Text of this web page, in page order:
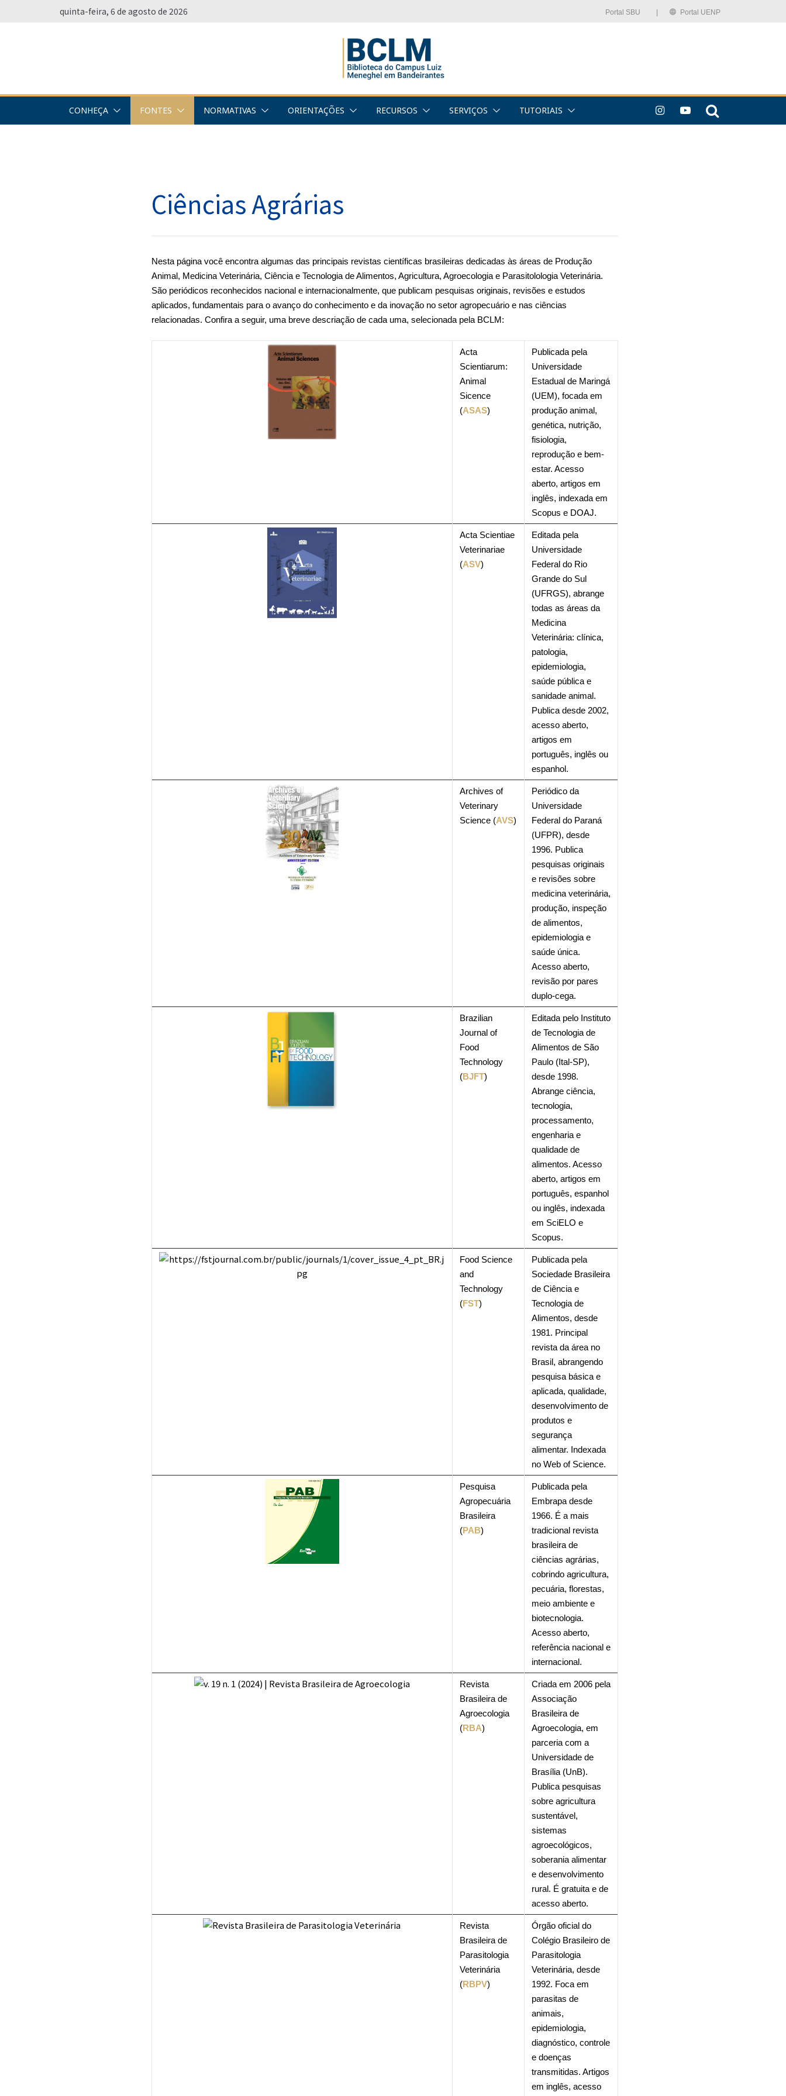
quinta-feira, 6 de agosto de 2026 Portal SBU⠀⠀⠀| Portal UENP
CONHEÇA FONTES NORMATIVAS ORIENTAÇÕES RECURSOS SERVIÇOS TUTORIAIS
Ciências Agrárias
Nesta página você encontra algumas das principais revistas científicas brasileiras dedicadas às áreas de Produção
Animal, Medicina Veterinária, Ciência e Tecnologia de Alimentos, Agricultura, Agroecologia e Parasitolologia Veterinária.
São periódicos reconhecidos nacional e internacionalmente, que publicam pesquisas originais, revisões e estudos
aplicados, fundamentais para o avanço do conhecimento e da inovação no setor agropecuário e nas ciências
relacionadas. Confira a seguir, uma breve descriação de cada uma, selecionada pela BCLM:
Acta
Scientiarum:
Animal
Sicence
(ASAS)
Publicada pela
Universidade
Estadual de Maringá
(UEM), focada em
produção animal,
genética, nutrição,
fisiologia,
reprodução e bem-
estar. Acesso
aberto, artigos em
inglês, indexada em
Scopus e DOAJ.
Acta Scientiae
Veterinariae
(ASV)
Editada pela
Universidade
Federal do Rio
Grande do Sul
(UFRGS), abrange
todas as áreas da
Medicina
Veterinária: clínica,
patologia,
epidemiologia,
saúde pública e
sanidade animal.
Publica desde 2002,
acesso aberto,
artigos em
português, inglês ou
espanhol.
Archives of
Veterinary
Science (AVS)
Periódico da
Universidade
Federal do Paraná
(UFPR), desde
1996. Publica
pesquisas originais
e revisões sobre
medicina veterinária,
produção, inspeção
de alimentos,
epidemiologia e
saúde única.
Acesso aberto,
revisão por pares
duplo-cega.
Brazilian
Journal of
Food
Technology
(BJFT)
Editada pelo Instituto
de Tecnologia de
Alimentos de São
Paulo (Ital-SP),
desde 1998.
Abrange ciência,
tecnologia,
processamento,
engenharia e
qualidade de
alimentos. Acesso
aberto, artigos em
português, espanhol
ou inglês, indexada
em SciELO e
Scopus.
Food Science
and
Technology
(FST)
Publicada pela
Sociedade Brasileira
de Ciência e
Tecnologia de
Alimentos, desde
1981. Principal
revista da área no
Brasil, abrangendo
pesquisa básica e
aplicada, qualidade,
desenvolvimento de
produtos e
segurança
alimentar. Indexada
no Web of Science.
Pesquisa
Agropecuária
Brasileira
(PAB)
Publicada pela
Embrapa desde
1966. É a mais
tradicional revista
brasileira de
ciências agrárias,
cobrindo agricultura,
pecuária, florestas,
meio ambiente e
biotecnologia.
Acesso aberto,
referência nacional e
internacional.
Revista
Brasileira de
Agroecologia
(RBA)
Criada em 2006 pela
Associação
Brasileira de
Agroecologia, em
parceria com a
Universidade de
Brasília (UnB).
Publica pesquisas
sobre agricultura
sustentável,
sistemas
agroecológicos,
soberania alimentar
e desenvolvimento
rural. É gratuita e de
acesso aberto.
Revista
Brasileira de
Parasitologia
Veterinária
(RBPV)
Órgão oficial do
Colégio Brasileiro de
Parasitologia
Veterinária, desde
1992. Foca em
parasitas de
animais,
epidemiologia,
diagnóstico, controle
e doenças
transmitidas. Artigos
em inglês, acesso